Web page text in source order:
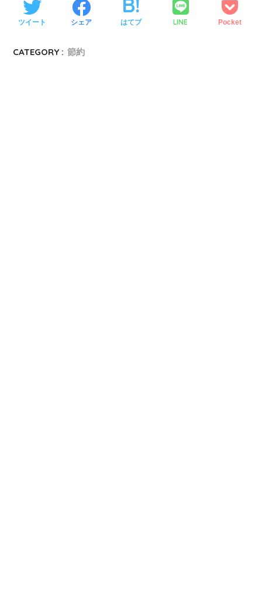
ツイート シェア はてブ LINE Pocket
CATEGORY : 節約